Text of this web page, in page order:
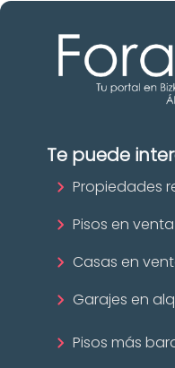
Te puede
Propiedades
Pisos en venta
Casas en
Garajes en
Pisos más